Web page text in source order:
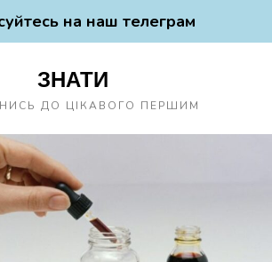
на наш телеграм
ЗНАТИ
ДО ЦІКАВОГО ПЕРШИМ